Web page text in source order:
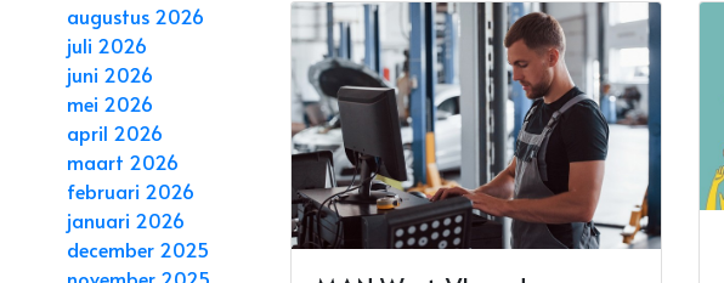
augustus 2026
juli 2026
juni 2026
mei 2026
april 2026
maart 2026
februari 2026
januari 2026
december 2025